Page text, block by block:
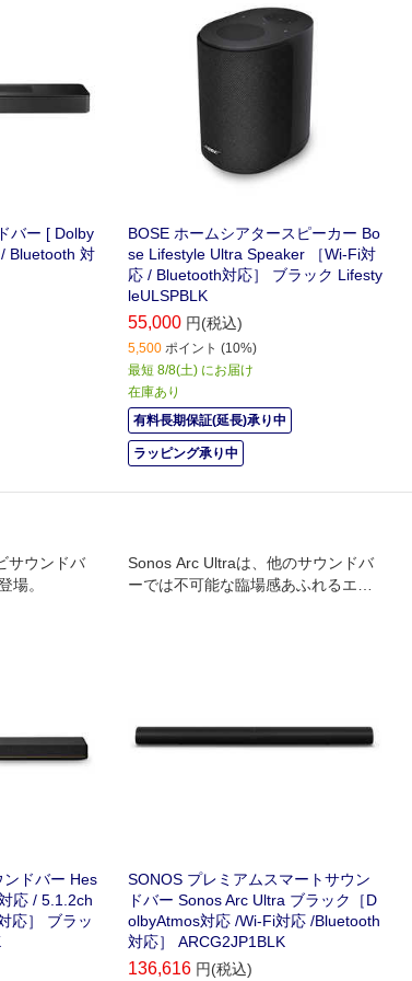
バー [ Dolby
Bluetooth 対
BOSE ホームシアタースピーカー Bo
se Lifestyle Ultra Speaker ［Wi-Fi対
応 / Bluetooth対応］ ブラック Lifesty
leULSPBLK
55,000 円(税込)
5,500 ポイント (10%)
最短 8/8(土) にお届け
在庫あり
有料長期保証(延長)承り中
ラッピング承り中
サウンドバ
場。
ンドバー Hes
応 / 5.1.2ch
応］ ブラッ
Sonos Arc Ultraは、他のサウンドバ
ーでは不可能な臨場感あふれるエン
SONOS プレミアムスマートサウン
ドバー Sonos Arc Ultra ブラック［D
olbyAtmos対応 /Wi-Fi対応 /Bluetooth
対応］ ARCG2JP1BLK
136,616 円(税込)